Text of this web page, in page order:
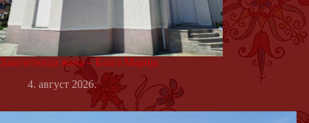
Заштитница жена – Блага Марија
4. август 2026.